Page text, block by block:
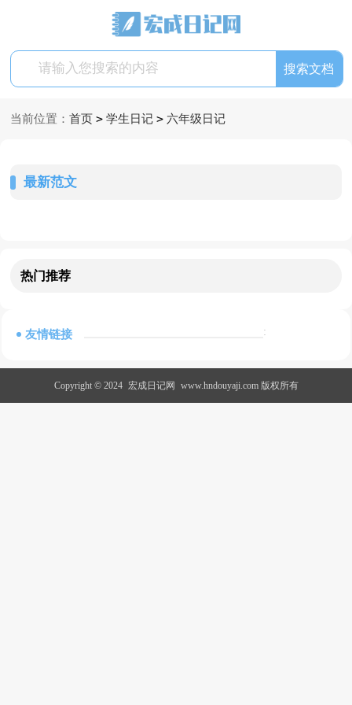
当前位置：首页 > 学生日记 > 六年级日记
最新范文
热门推荐
友情链接 :
Copyright © 2024 宏成日记网 www.hndouyaji.com 版权所有